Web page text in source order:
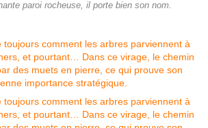
paroi rocheuse, il porte bien son nom.